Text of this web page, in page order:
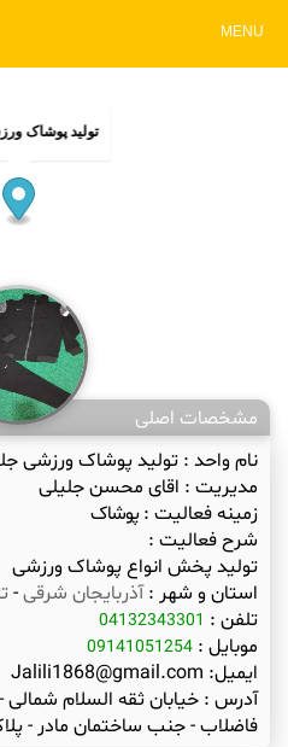
MENU
تولید پوشاک
مشخصات اصلی
نام واحد :تولید پوشاک ورزشی
مدیریت : اقای محسن جلیلی
زمینه فعالیت :پوشاک
شرح فعالیت :
تولید پخش انواع پوشاک ورزشی
استان و شهر :آذربایجان شرقی-
تلفن : 04132343301
موبایل :09141051254
ایمیل: Jalili1868@gmail.com
آدرس :خیابان ثقه السلام شمالی
فاضلاب - جنب ساختمان مادر - پلاک